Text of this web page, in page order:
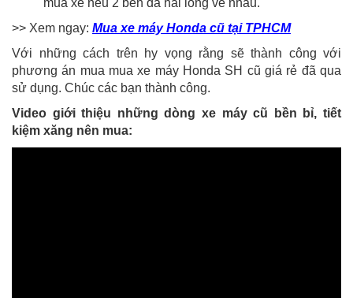
mua xe nếu 2 bên đã hài lòng về nhau.
>> Xem ngay: Mua xe máy Honda cũ tại TPHCM
Với những cách trên hy vọng rằng sẽ thành công với
phương án mua mua xe máy Honda SH cũ giá rẻ đã qua
sử dụng. Chúc các bạn thành công.
Video giới thiệu những dòng xe máy cũ bền bỉ, tiết
kiệm xăng nên mua: